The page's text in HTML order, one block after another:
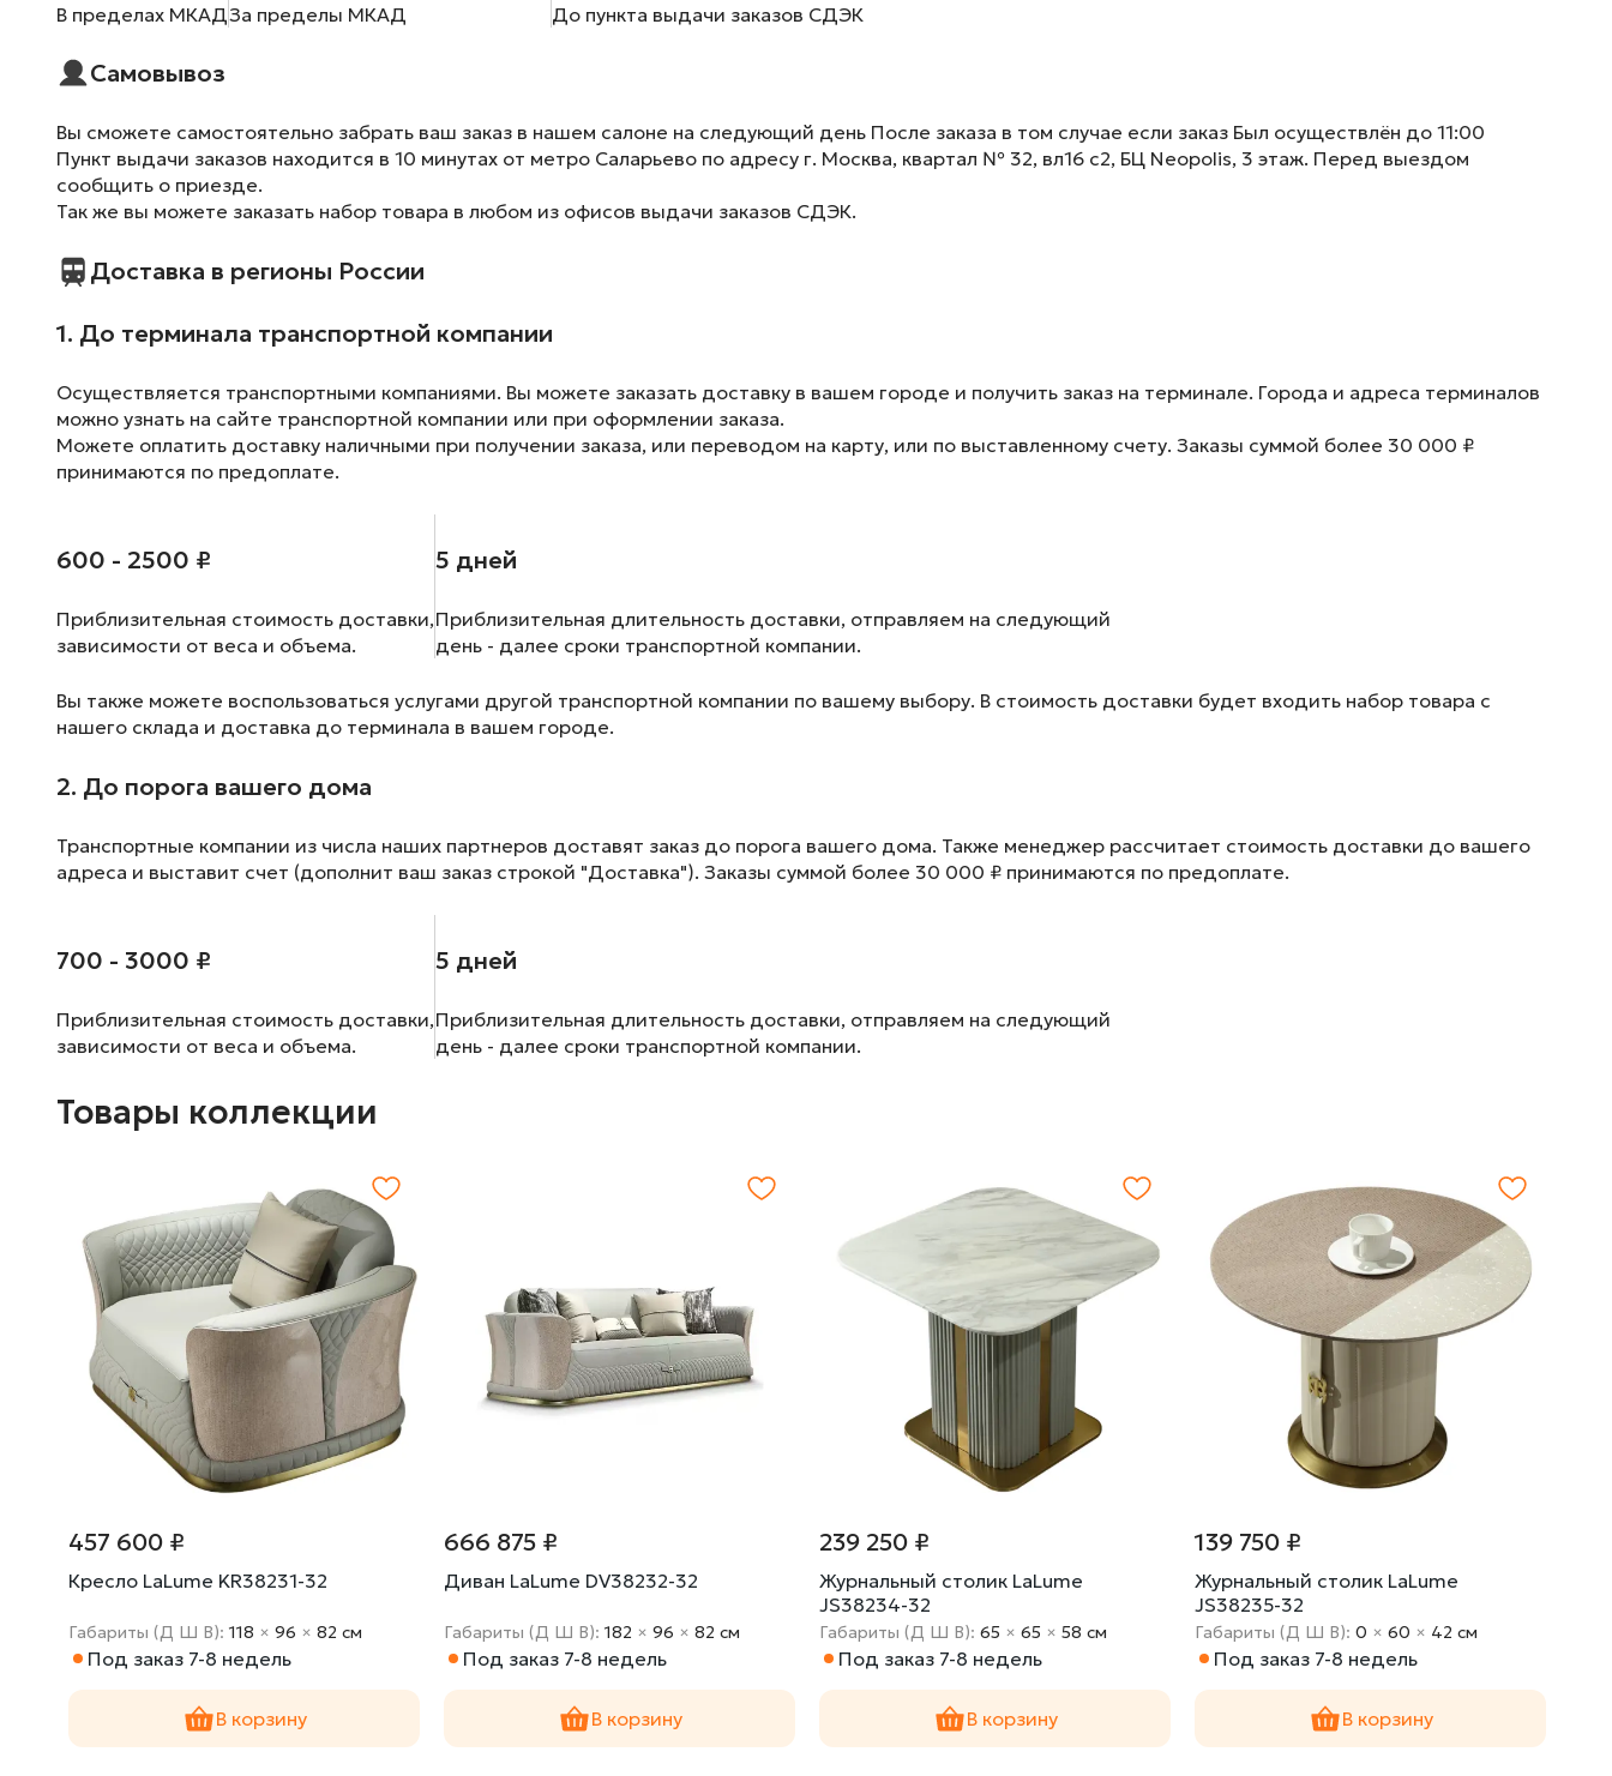
В пределах МКАДЗа пределы МКАД До пункта выдачи заказов СДЭК
Самовывоз
Вы сможете самостоятельно забрать ваш заказ в нашем салоне на следующий день После заказа в том случае если заказ Был осуществлён до 11:00
Пункт выдачи заказов находится в 10 минутах от метро Саларьево по адресу г. Москва, квартал № 32, вл16 с2, БЦ Neopolis, 3 этаж. Перед выездом
сообщить о приезде.
Так же вы можете заказать набор товара в любом из офисов выдачи заказов СДЭК.
Доставка в регионы России
1. До терминала транспортной компании
Осуществляется транспортными компаниями. Вы можете заказать доставку в вашем городе и получить заказ на терминале. Города и адреса терминалов
можно узнать на сайте транспортной компании или при оформлении заказа.
Можете оплатить доставку наличными при получении заказа, или переводом на карту, или по выставленному счету. Заказы суммой более 30 000 ₽
принимаются по предоплате.
600 - 2500 ₽
Приблизительная стоимость доставки,
зависимости от веса и объема.
5 дней
Приблизительная длительность доставки, отправляем на следующий
день - далее сроки транспортной компании.
Вы также можете воспользоваться услугами другой транспортной компании по вашему выбору. В стоимость доставки будет входить набор товара с
нашего склада и доставка до терминала в вашем городе.
2. До порога вашего дома
Транспортные компании из числа наших партнеров доставят заказ до порога вашего дома. Также менеджер рассчитает стоимость доставки до вашего
адреса и выставит счет (дополнит ваш заказ строкой "Доставка"). Заказы суммой более 30 000 ₽ принимаются по предоплате.
700 - 3000 ₽
Приблизительная стоимость доставки,
зависимости от веса и объема.
5 дней
Приблизительная длительность доставки, отправляем на следующий
день - далее сроки транспортной компании.
Товары коллекции
457 600 ₽
Кресло LaLume KR38231-32
Габариты (Д Ш В):118 ×96 ×82 cм
Под заказ 7-8 недель
В корзину
666 875 ₽
Диван LaLume DV38232-32
Габариты (Д Ш В):182 ×96 ×82 cм
Под заказ 7-8 недель
В корзину
239 250 ₽
Журнальный столик LaLume
JS38234-32
Габариты (Д Ш В):65 ×65 ×58 cм
Под заказ 7-8 недель
В корзину
139 750 ₽
Журнальный столик LaLume
JS38235-32
Габариты (Д Ш В):0 ×60 × 42 cм
Под заказ 7-8 недель
В корзину